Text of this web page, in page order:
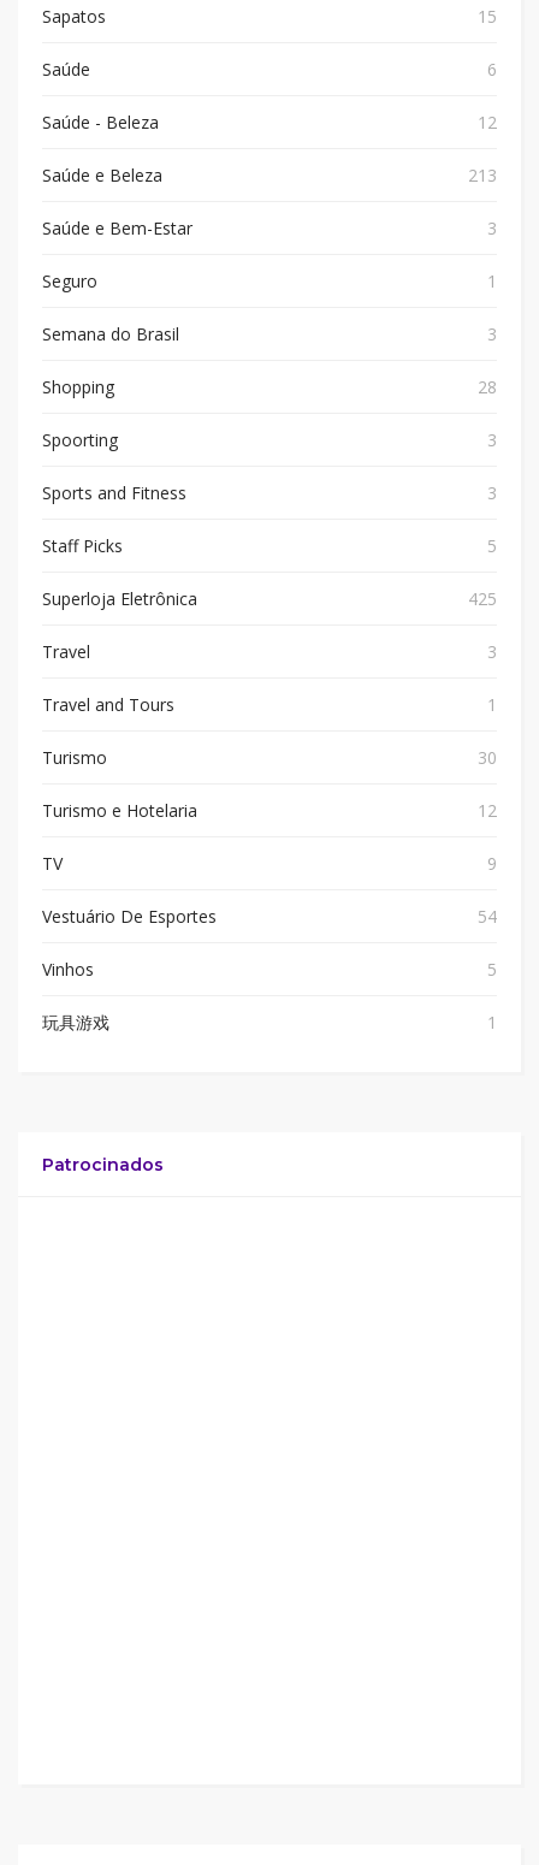
Sapatos 15
Saúde 6
Saúde - Beleza 12
Saúde e Beleza 213
Saúde e Bem-Estar 3
Seguro 1
Semana do Brasil 3
Shopping 28
Spoorting 3
Sports and Fitness 3
Staff Picks 5
Superloja Eletrônica 425
Travel 3
Travel and Tours 1
Turismo 30
Turismo e Hotelaria 12
TV 9
Vestuário De Esportes 54
Vinhos 5
玩具游戏 1
Patrocinados